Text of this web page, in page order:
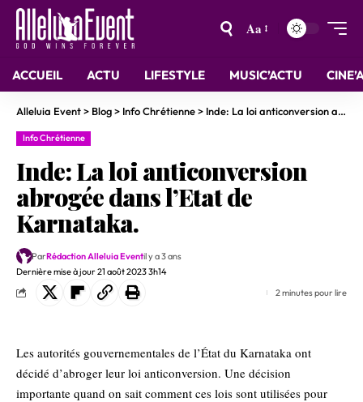
Aa
ACCUEIL ACTU LIFESTYLE MUSIC’ACTU
Alleluia Event> Blog> Info Chrétienne> Inde: La loi anticonversion abrogée dans l’Etat de Karnataka.
Info Chrétienne
Inde: La loi anticonversion
abrogée dans l’Etat de
Karnataka.
Dernière mise à jour 21 août 2023 3h14
ParRédaction Alleluia Eventil y a 3 ans
2 minutes pour lire
Les autorités gouvernementales de l’État du Karnataka ont
décidé d’abroger leur loi anticonversion. Une décision
importante quand on sait comment ces lois sont utilisées pour